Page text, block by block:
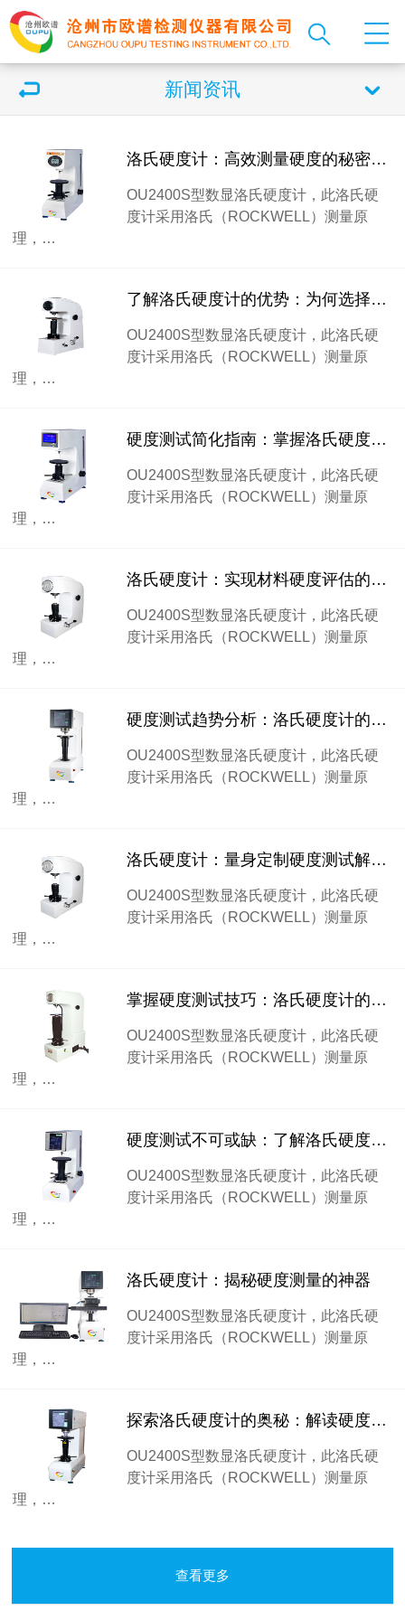
新闻资讯
洛氏硬度计：高效测量硬度的秘密武器
OU2400S型数显洛氏硬度计，此洛氏硬
度计采用洛氏（ROCKWELL）测量原
理，…
了解洛氏硬度计的优势：为何选择硬度测试专家
OU2400S型数显洛氏硬度计，此洛氏硬
度计采用洛氏（ROCKWELL）测量原
理，…
硬度测试简化指南：掌握洛氏硬度计的快速测量技巧
OU2400S型数显洛氏硬度计，此洛氏硬
度计采用洛氏（ROCKWELL）测量原
理，…
洛氏硬度计：实现材料硬度评估的终极利器
OU2400S型数显洛氏硬度计，此洛氏硬
度计采用洛氏（ROCKWELL）测量原
理，…
硬度测试趋势分析：洛氏硬度计的市场前景
OU2400S型数显洛氏硬度计，此洛氏硬
度计采用洛氏（ROCKWELL）测量原
理，…
洛氏硬度计：量身定制硬度测试解决方案
OU2400S型数显洛氏硬度计，此洛氏硬
度计采用洛氏（ROCKWELL）测量原
理，…
掌握硬度测试技巧：洛氏硬度计的使用指南
OU2400S型数显洛氏硬度计，此洛氏硬
度计采用洛氏（ROCKWELL）测量原
理，…
硬度测试不可或缺：了解洛氏硬度计的重要性
OU2400S型数显洛氏硬度计，此洛氏硬
度计采用洛氏（ROCKWELL）测量原
理，…
洛氏硬度计：揭秘硬度测量的神器
OU2400S型数显洛氏硬度计，此洛氏硬
度计采用洛氏（ROCKWELL）测量原
理，…
探索洛氏硬度计的奥秘：解读硬度测试的精髓
OU2400S型数显洛氏硬度计，此洛氏硬
度计采用洛氏（ROCKWELL）测量原
理，…
查看更多